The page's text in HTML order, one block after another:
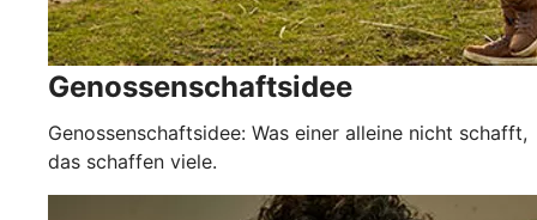
Genossenschaftsidee
Genossenschaftsidee: Was einer alleine nicht schafft,
das schaffen viele.